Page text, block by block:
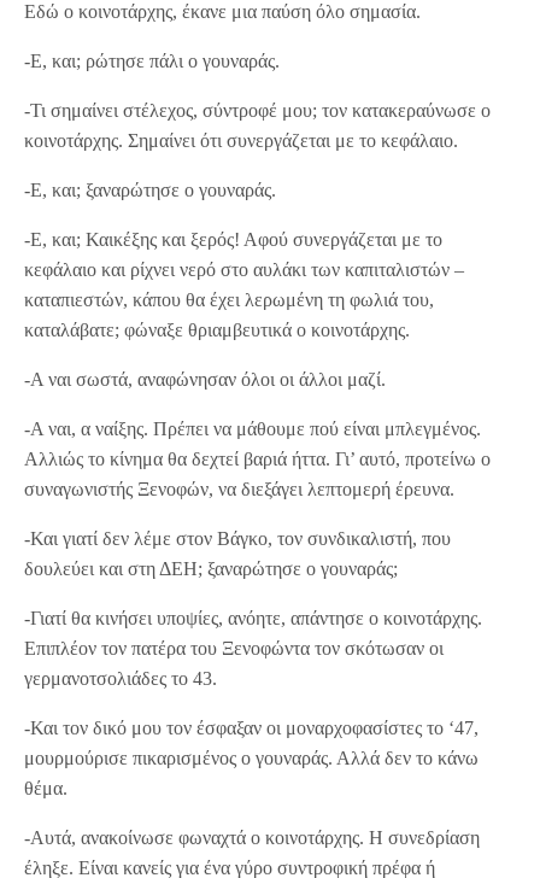
Εδώ ο κοινοτάρχης, έκανε μια παύση όλο σημασία.
-Ε, και; ρώτησε πάλι ο γουναράς.
-Τι σημαίνει στέλεχος, σύντροφέ μου; τον κατακεραύνωσε ο
κοινοτάρχης. Σημαίνει ότι συνεργάζεται με το κεφάλαιο.
-Ε, και; ξαναρώτησε ο γουναράς.
-Ε, και; Καικέξης και ξερός! Αφού συνεργάζεται με το
κεφάλαιο και ρίχνει νερό στο αυλάκι των καπιταλιστών –
καταπιεστών, κάπου θα έχει λερωμένη τη φωλιά του,
καταλάβατε; φώναξε θριαμβευτικά ο κοινοτάρχης.
-Α ναι σωστά, αναφώνησαν όλοι οι άλλοι μαζί.
-Α ναι, α ναίξης. Πρέπει να μάθουμε πού είναι μπλεγμένος.
Αλλιώς το κίνημα θα δεχτεί βαριά ήττα. Γι’ αυτό, προτείνω ο
συναγωνιστής Ξενοφών, να διεξάγει λεπτομερή έρευνα.
-Και γιατί δεν λέμε στον Βάγκο, τον συνδικαλιστή, που
δουλεύει και στη ΔΕΗ; ξαναρώτησε ο γουναράς;
-Γιατί θα κινήσει υποψίες, ανόητε, απάντησε ο κοινοτάρχης.
Επιπλέον τον πατέρα του Ξενοφώντα τον σκότωσαν οι
γερμανοτσολιάδες το 43.
-Και τον δικό μου τον έσφαξαν οι μοναρχοφασίστες το ‘47,
μουρμούρισε πικαρισμένος ο γουναράς. Αλλά δεν το κάνω
θέμα.
-Αυτά, ανακοίνωσε φωναχτά ο κοινοτάρχης. Η συνεδρίαση
έληξε. Είναι κανείς για ένα γύρο συντροφική πρέφα ή